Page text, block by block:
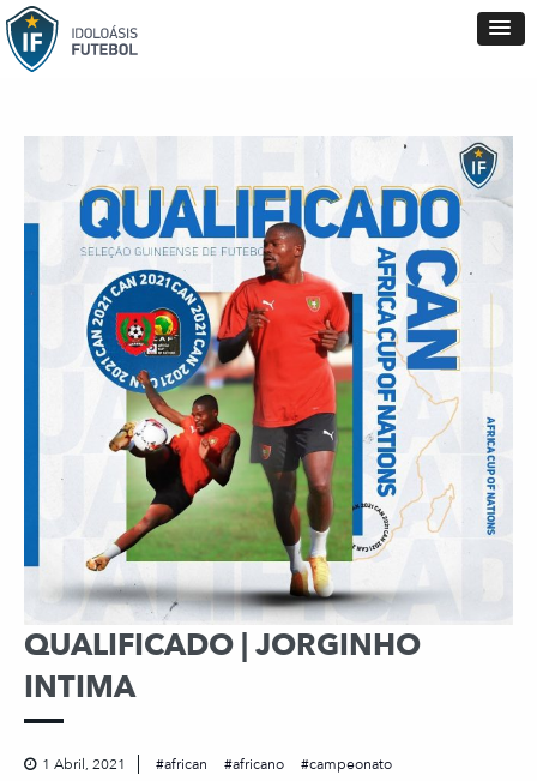
QUALIFICADO | JORGINHO
INTIMA
1 Abril, 2021 african africano
campeonato